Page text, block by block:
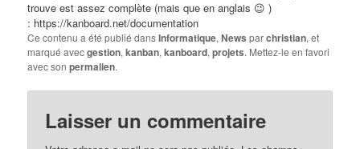
trouve est assez complète (mais que en anglais 😉 )
: https://kanboard.net/documentation
Ce contenu a été publié dansInformatique,News parchristian, et
marqué avecgestion,kanban,kanboard,projets. Mettez-le en favori
avec sonpermalien.
Laisser un commentaire